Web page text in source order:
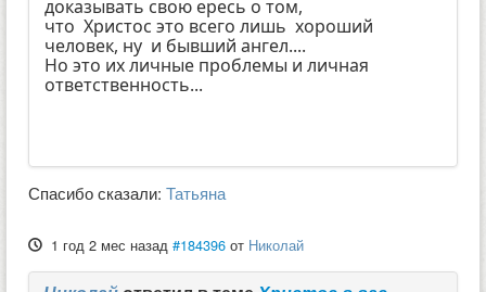
доказывать свою ересь о том,
что Христос это всего лишь хороший
человек, ну и бывший ангел....
Но это их личные проблемы и личная
ответственность...
Спасибо сказали: Татьяна
1 год 2 мес назад #184396 от Николай